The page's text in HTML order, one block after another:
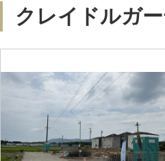
クレイドルガ